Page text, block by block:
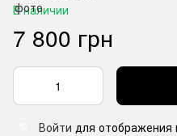
В наличии
7 800 грн
Войти для отображения